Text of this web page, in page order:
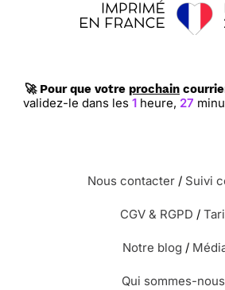
🚀 Pour que votre prochain
validez-le dans les 1heure, 27
Nous contacter / Suivi
CGV & RGPD /
Notre blog /
Qui sommes-